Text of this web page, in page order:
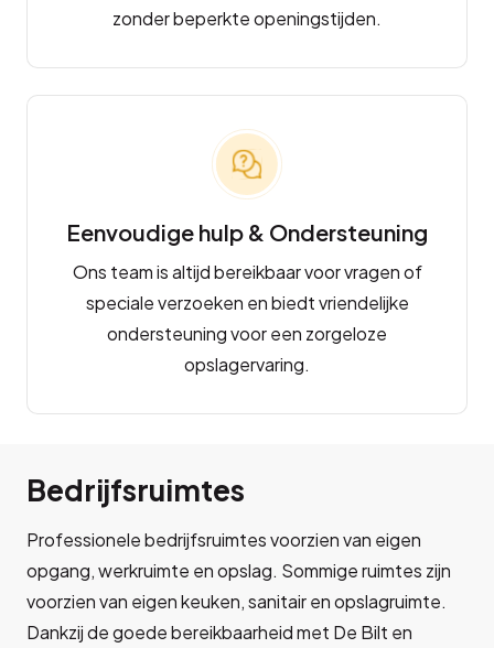
zonder beperkte openingstijden.
Eenvoudige hulp & Ondersteuning
Ons team is altijd bereikbaar voor vragen of
speciale verzoeken en biedt vriendelijke
ondersteuning voor een zorgeloze
opslagervaring.
Bedrijfsruimtes
Professionele bedrijfsruimtes voorzien van eigen
opgang, werkruimte en opslag. Sommige ruimtes zijn
voorzien van eigen keuken, sanitair en opslagruimte.
Dankzij de goede bereikbaarheid met De Bilt en